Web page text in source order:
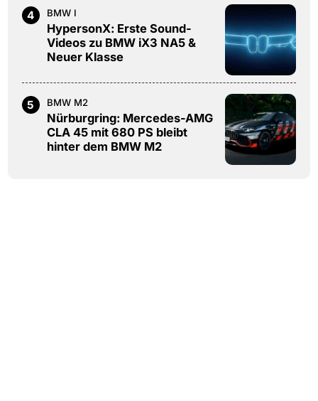
4 BMW I
HypersonX: Erste Sound-
Videos zu BMW iX3 NA5 &
Neuer Klasse
5 BMW M2
Nürburgring: Mercedes-AMG
CLA 45 mit 680 PS bleibt
hinter dem BMW M2